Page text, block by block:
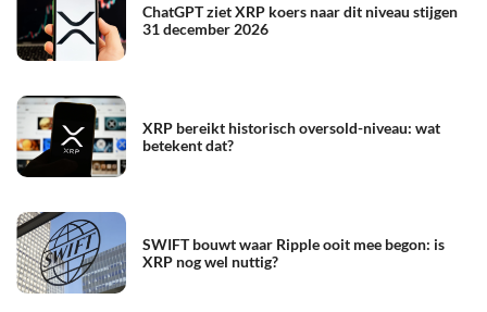
ChatGPT ziet XRP koers naar dit niveau stijgen
31 december 2026
XRP bereikt historisch oversold-niveau: wat
betekent dat?
SWIFT bouwt waar Ripple ooit mee begon: is
XRP nog wel nuttig?